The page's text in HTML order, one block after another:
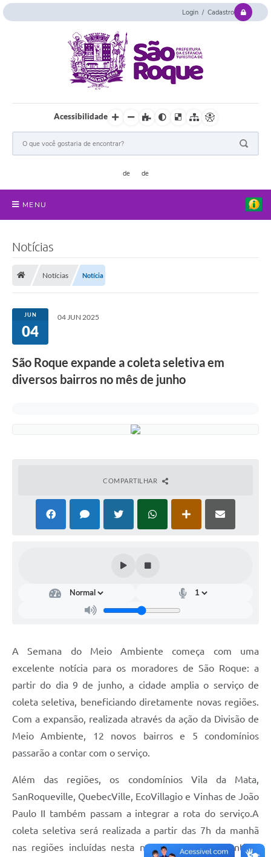
Login / Cadastro
Acessibilidade
MENU
Atribuições
Transparência
Arvorômetro
Audiência Pública
Central de Serviço
Contas Públicas
Creches
Cronograma coleta de lixo e seletiva
Banco do Povo
Biblioteca
Bancos conveniados e serviços disponíveis
Bolsas de estudo da Escola Cooperativa
Defesa Civil
Notícias
Notícias Notícia
JUN
04
04 JUN 2025
São Roque expande a coleta seletiva em
diversos bairros no mês de junho
COMPARTILHAR
A Semana do Meio Ambiente começa com uma
excelente notícia para os moradores de São Roque: a
partir do dia 9 de junho, a cidade amplia o serviço de
coleta seletiva, beneficiando diretamente novas regiões.
Com a expansão, realizada através da ação da Divisão de
Meio Ambiente, 12 novos bairros e 5 condomínios
passarão a contar com o serviço.
Além das regiões, os condomínios Vila da Mata,
SanRoqueville, QuebecVille, EcoVillagio e Vinhas de João
Paulo II também passam a integrar a rota do serviço.A
coleta seletiva será realizada a partir das 7h da manhã
nas regiões incluídas nesta nova fase. Para garantir a